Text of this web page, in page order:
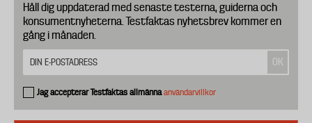
Håll dig uppdaterad med senaste testerna, guiderna och
konsumentnyheterna. Testfaktas nyhetsbrev kommer en
gång i månaden.
Jag accepterar Testfaktas allmännaanvändarvillkor